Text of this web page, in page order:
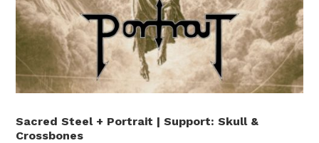
Sacred Steel + Portrait | Support: Skull &
Crossbones